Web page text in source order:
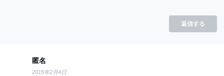
返信する
匿名
2015年2月4日